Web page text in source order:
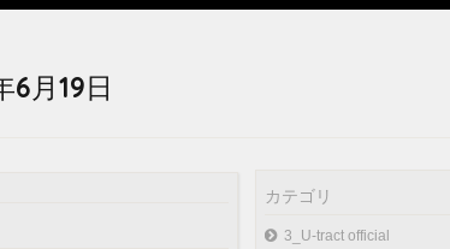
6月19日
カテゴリ
3_U-tract official